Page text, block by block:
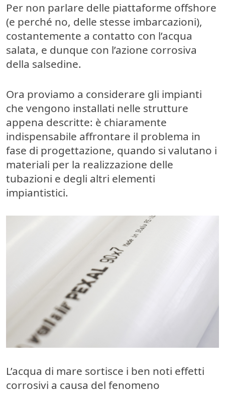
Per non parlare delle piattaforme offshore
(e perché no, delle stesse imbarcazioni),
costantemente a contatto con l’acqua
salata, e dunque con l’azione corrosiva
della salsedine.
Ora proviamo a considerare gli impianti
che vengono installati nelle strutture
appena descritte: è chiaramente
indispensabile affrontare il problema in
fase di progettazione, quando si valutano i
materiali per la realizzazione delle
tubazioni e degli altri elementi
impiantistici.
L’acqua di mare sortisce i ben noti effetti
corrosivi a causa del fenomeno